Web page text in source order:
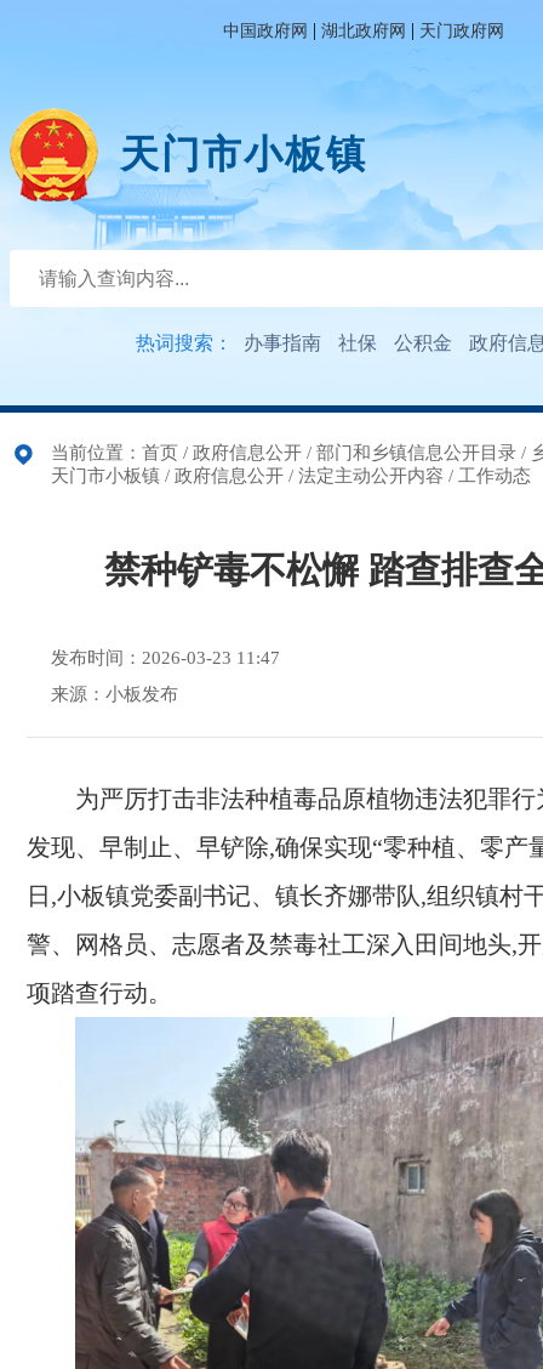
中国政府网 | 湖北政府网 | 天门政府网
天门市小板镇
热词搜索： 办事指南 社保 公积金 政府信
当前位置： 首页 / 政府信息公开 / 部门和乡镇信息公开目录 /
天门市小板镇 / 政府信息公开 / 法定主动公开内容 / 工作动态
禁种铲毒不松懈 踏查排查
发布时间：2026-03-23 11:47
来源：小板发布
为严厉打击非法种植毒品原植物违法犯罪
发现、早制止、早铲除,确保实现“零种植、零产
日,小板镇党委副书记、镇长齐娜带队,组织镇村
警、网格员、志愿者及禁毒社工深入田间地头,
项踏查行动。